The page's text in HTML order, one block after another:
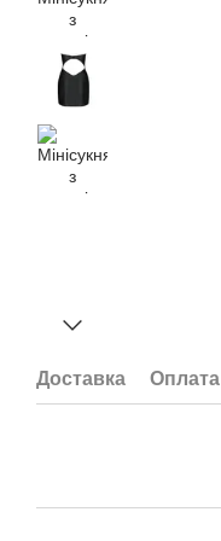
Доставка Оплата